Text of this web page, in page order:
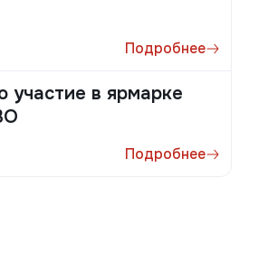
Подробнее
в ярмарке
Подробнее